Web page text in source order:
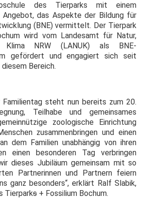
des Tierparks mit einem
Angebot, das Aspekte der Bildung für
(BNE) vermittelt. Der Tierpark
wird vom Landesamt für Natur,
NRW (LANUK) als BNE-
gefördert und engagiert sich seit
Bereich.
Familientag steht nun bereits zum 20.
Teilhabe und gemeinsames
zoologische Einrichtung
zusammenbringen und einen
dem Familien unabhängig von ihren
einen besonderen Tag verbringen
dieses Jubiläum gemeinsam mit so
Partnerinnen und Partnern feiern
ganz besonders“, erklärt Ralf Slabik,
Tierparks + Fossilium Bochum.